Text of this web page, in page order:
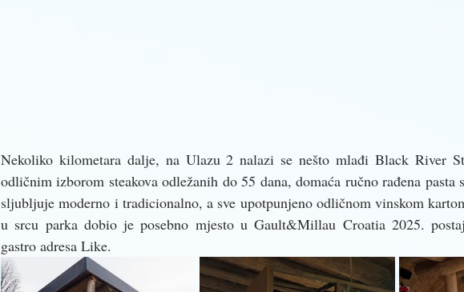
Nekoliko kilometara dalje, na Ulazu 2 nalazi se nešto mlađi Black River
odličnim izborom steakova odležanih do 55 dana, domaća ručno rađena pasta
sljubljuje moderno i tradicionalno, a sve upotpunjeno odličnom vinskom
u srcu parka dobio je posebno mjesto u Gault&Millau Croatia 2025.
gastro adresa Like.